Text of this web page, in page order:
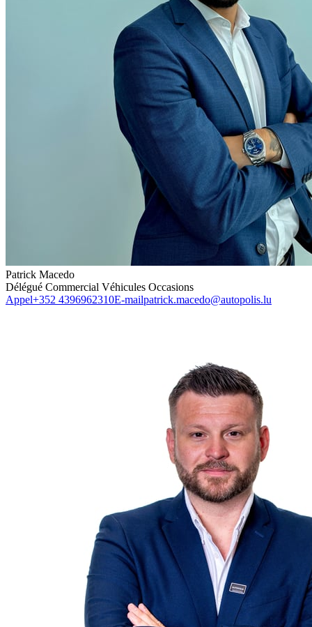
Patrick Macedo
Délégué Commercial Véhicules Occasions
Appel+352 4396962310E-mailpatrick.macedo@autopolis.lu